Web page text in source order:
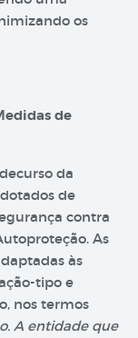
os
de
da
de
contra
As
às
tipo e
nos termos
A entidade que